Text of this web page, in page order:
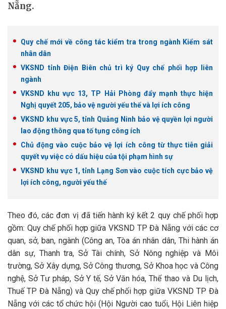
Nẵng.
Quy chế mới về công tác kiểm tra trong ngành Kiểm sát
nhân dân
VKSND tỉnh Điện Biên chủ trì ký Quy chế phối hợp liên
ngành
VKSND khu vực 13, TP Hải Phòng đẩy mạnh thực hiện
Nghị quyết 205, bảo vệ người yếu thế và lợi ích công
VKSND khu vực 5, tỉnh Quảng Ninh bảo vệ quyền lợi người
lao động thông qua tố tụng công ích
Chủ động vào cuộc bảo vệ lợi ích công từ thực tiễn giải
quyết vụ việc có dấu hiệu của tội phạm hình sự
VKSND khu vực 1, tỉnh Lạng Sơn vào cuộc tích cực bảo vệ
lợi ích công, người yếu thế
Theo đó, các đơn vị đã tiến hành ký kết 2 quy chế phối hợp
gồm: Quy chế phối hợp giữa VKSND TP Đà Nẵng với các cơ
quan, sở, ban, ngành (Công an, Tòa án nhân dân, Thi hành án
dân sự, Thanh tra, Sở Tài chính, Sở Nông nghiệp và Môi
trường, Sở Xây dựng, Sở Công thương, Sở Khoa học và Công
nghệ, Sở Tư pháp, Sở Y tế, Sở Văn hóa, Thể thao và Du lịch,
Thuế TP Đà Nẵng) và Quy chế phối hợp giữa VKSND TP Đà
Nẵng với các tổ chức hội (Hội Người cao tuổi, Hội Liên hiệp